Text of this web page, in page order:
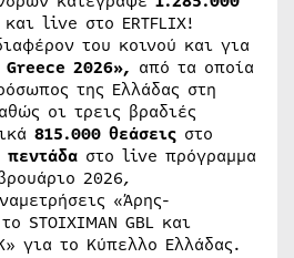
live στο ERTFLIX!
του κοινού και για
2026», από τα οποία
της Ελλάδας στη
οι τρεις βραδιές
815.000 θεάσεις στο
στο live πρόγραμμα
2026,
«Άρης-
STOIXIMAN GBL και
για το Κύπελλο Ελλάδας.